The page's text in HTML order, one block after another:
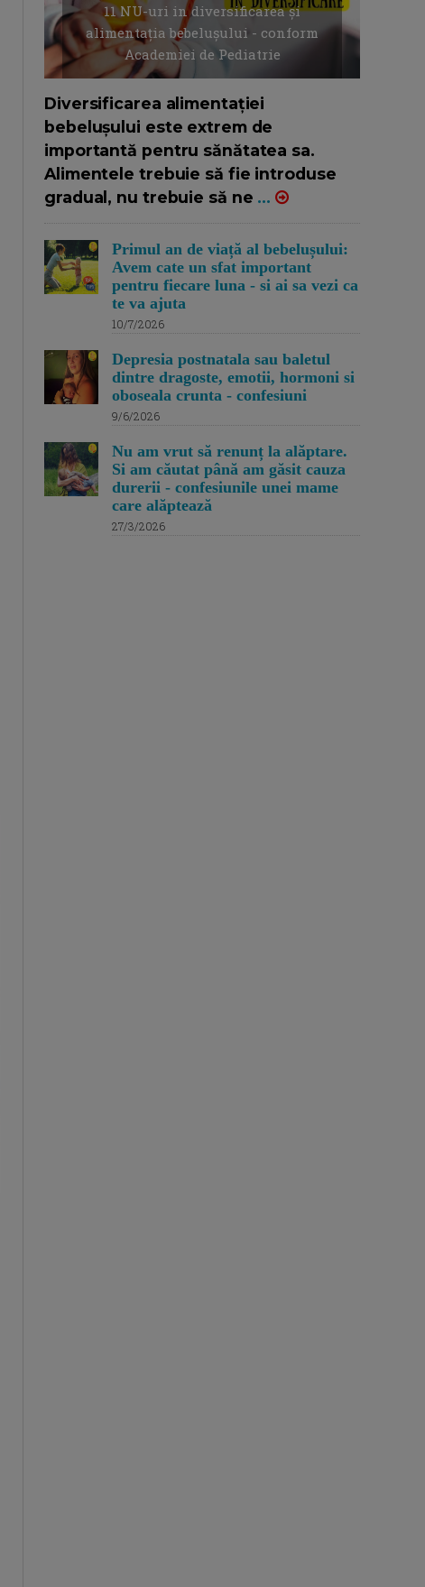
11 NU-uri in diversificarea și
alimentația bebelușului - conform
Academiei de Pediatrie
Diversificarea alimentației
bebelușului este extrem de
importantă pentru sănătatea sa.
Alimentele trebuie să fie introduse
gradual, nu trebuie să ne ...
Primul an de viață al bebelușului:
Avem cate un sfat important
pentru fiecare luna - si ai sa vezi ca
te va ajuta
10/7/2026
Depresia postnatala sau baletul
dintre dragoste, emotii, hormoni si
oboseala crunta - confesiuni
9/6/2026
Nu am vrut să renunț la alăptare.
Si am căutat până am găsit cauza
durerii - confesiunile unei mame
care alăptează
27/3/2026